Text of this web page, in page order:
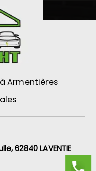
Armentières
62840 LAVENTIE